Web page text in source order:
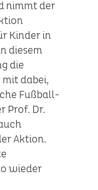
nimmt der
Kinder in
diesem
die
mit dabei,
Fußball-
Prof. Dr.
Aktion.
wieder